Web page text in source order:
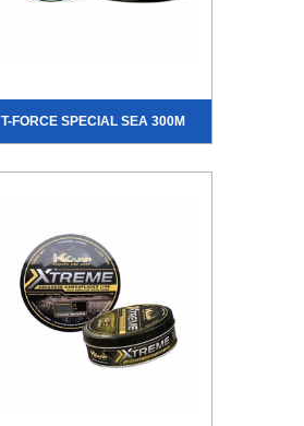
T-FORCE SPECIAL SEA 300М